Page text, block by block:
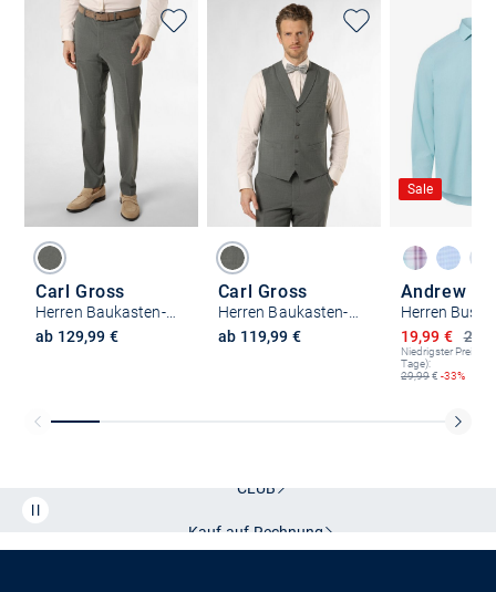
Carl Gross
Herren Baukasten-Hose - Sendrik
ab 129,99 €
Carl Gross
ab 119,99 €
Sale
Andrew
Ermäßigter
19,99 €
Niedrigster Preis
Tage):
29,99€ -33%
CLUB
Kauf auf Rechnung